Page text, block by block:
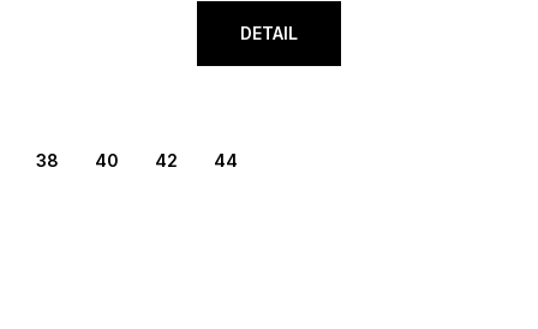
DETAIL
38 40 42 44